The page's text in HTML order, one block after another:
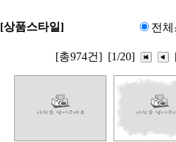
[상품스타일] 전
[총974건] [1/20]